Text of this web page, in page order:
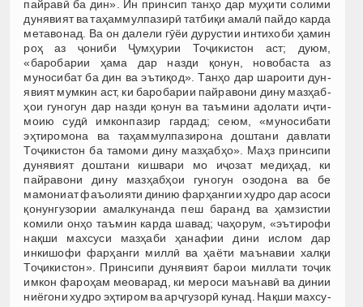
пайравӣ ба дин». Ин принсип тан­ҳо дар муҳити солими
дунявият ва таҳаммулпазирӣ тат­биқи амалӣ пайдо карда
метавонад. Ва он далели гӯёи дурустии интихоби ҳа­мин
роҳ аз ҷониби Ҷумҳурии Тоҷикис­тон аст; дуюм,
«баробарии ҳама дар назди қонун, новобаста аз
муносибат ба дин ва эътиқод». Танҳо дар шароити дун­
явият мумкин аст, ки бароба­рии пайравони дину маз­ҳаб­
ҳои гуногун дар назди қонун ва таъмини адолати иҷти­
мои­ю судӣ имконпазир гардад; сеюм, «муносибати
эҳтиромона ва таҳаммулпазирона доштани давлати
Тоҷикистон ба тамоми дину мазҳабҳо». Маҳз принсипи
дунявият доштани кишвари мо иҷозат медиҳад, ки
пайравони дину мазҳабҳои гуногун озодона ва бе
мамониат фаъолияти динию фарҳангии худро дар асоси
қонунгузории амалкунан­да пеш баранд ва ҳамзис­тии
комили онҳо таъмин карда шавад; чаҳорум, «эътирофи
нақши махсуси мазҳаби ҳанафии дини ислом дар
инкишофи фарҳанги миллӣ ва ҳаёти маъ­навии халқи
Тоҷикистон». Принсипи дунявият барои миллати тоҷик
имкон фароҳам меоварад, ки мероси маъ­навӣ ва динии
ниёгони худро эҳтиром ва арҷгузорӣ кунад. Нақши махсу­